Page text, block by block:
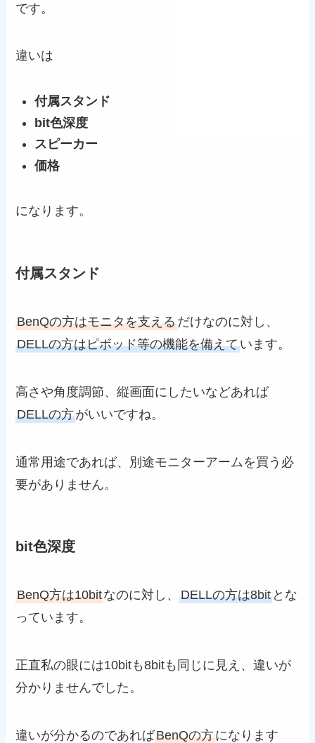
です。
違いは
付属スタンド
bit色深度
スピーカー
価格
になります。
付属スタンド
BenQの方はモニタを支えるだけなのに対し、
DELLの方はピボッド等の機能を備えています。
高さや角度調節、縦画面にしたいなどあれば
DELLの方がいいですね。
通常用途であれば、別途モニターアームを買う必
要がありません。
bit色深度
BenQ方は10bitなのに対し、DELLの方は8bit とな
っています。
正直私の眼には10bitも8bitも同じに見え、違いが
分かりませんでした。
違いが分かるのであればBenQの方になります